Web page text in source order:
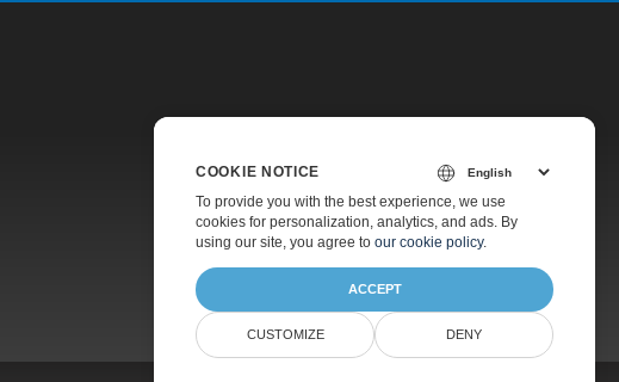
Preise
Kostenlose Beratung
Über
COOKIE NOTICE
To provide you with the best experience, we use
cookies for personalization, analytics, and ads. By
using our site, you agree to our cookie policy.
ACCEPT
CUSTOMIZE DENY